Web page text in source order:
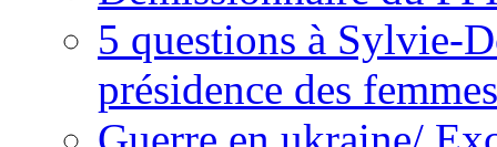
5 questions à Sylvie-
présidence des